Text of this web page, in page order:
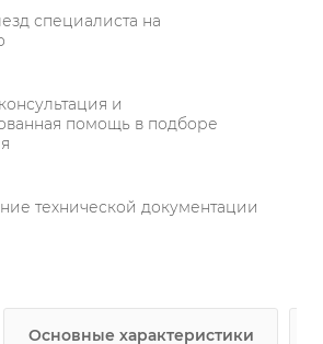
комплектуются
подшипниками ведущих
- 99.7% медь.
специалиста на
и
помощь в подборе
технической документации
Основные характеристики